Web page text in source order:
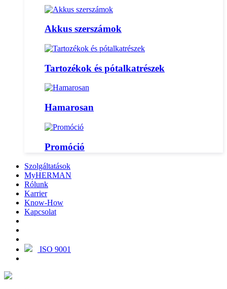
Akkus szerszámok
Tartozékok és pótalkatrészek
Hamarosan
Promóció
Szolgáltatások
MyHERMAN
Rólunk
Karrier
Know-How
Kapcsolat
ISO 9001